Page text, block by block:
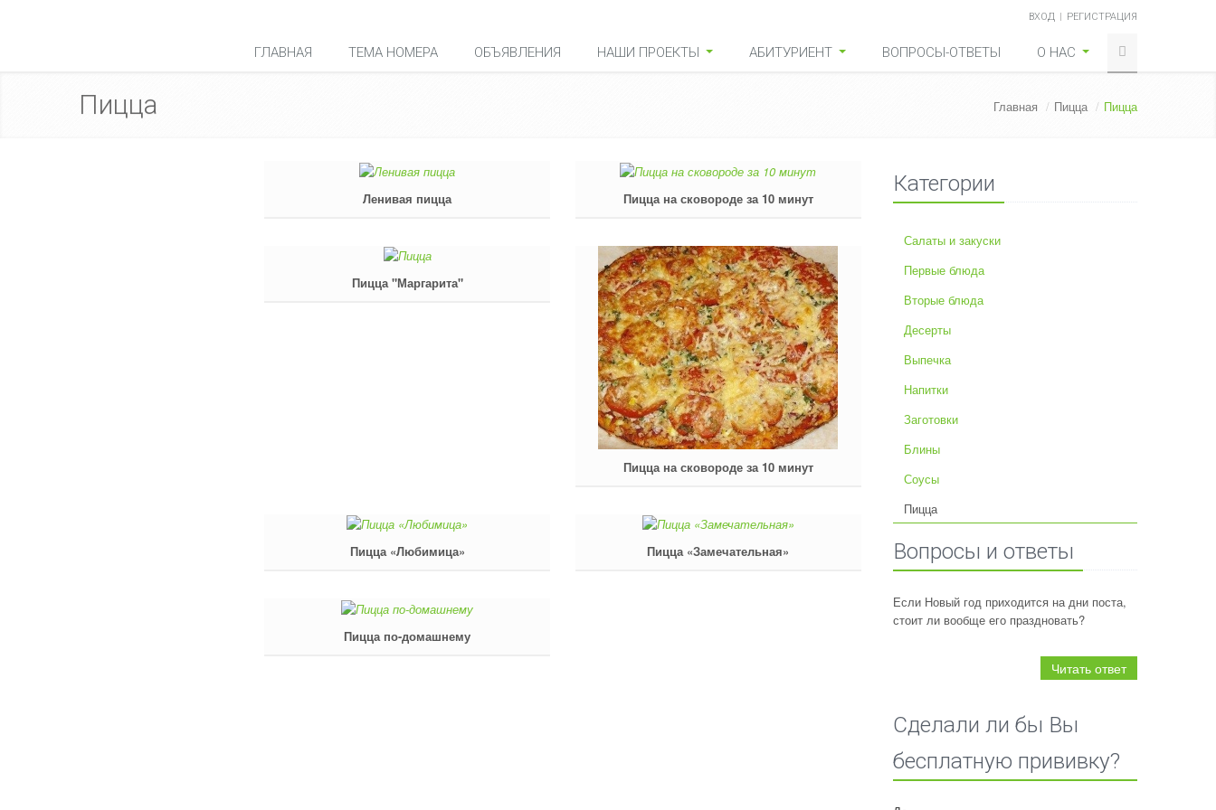
ВХОД РЕГИСТРАЦИЯ
ГЛАВНАЯ ТЕМА НОМЕРА ОБЪЯВЛЕНИЯ НАШИ ПРОЕКТЫ АБИТУРИЕНТ ВОПРОСЫ-ОТВЕТЫ О НАС
Пицца Главная / Пицца / Пицца
Ленивая пицца Пицца на сковороде за 10 минут
Пицца "Маргарита"
Пицца на сковороде за 10 минут
Пицца «Любимица» Пицца «Замечательная»
Пицца по-домашнему
Категории
Салаты и закуски
Первые блюда
Вторые блюда
Десерты
Выпечка
Напитки
Заготовки
Блины
Соусы
Пицца
Вопросы и ответы
Если Новый год приходится на дни поста,
стоит ли вообще его праздновать?
Читать ответ
Сделали ли бы Вы
бесплатную прививку?